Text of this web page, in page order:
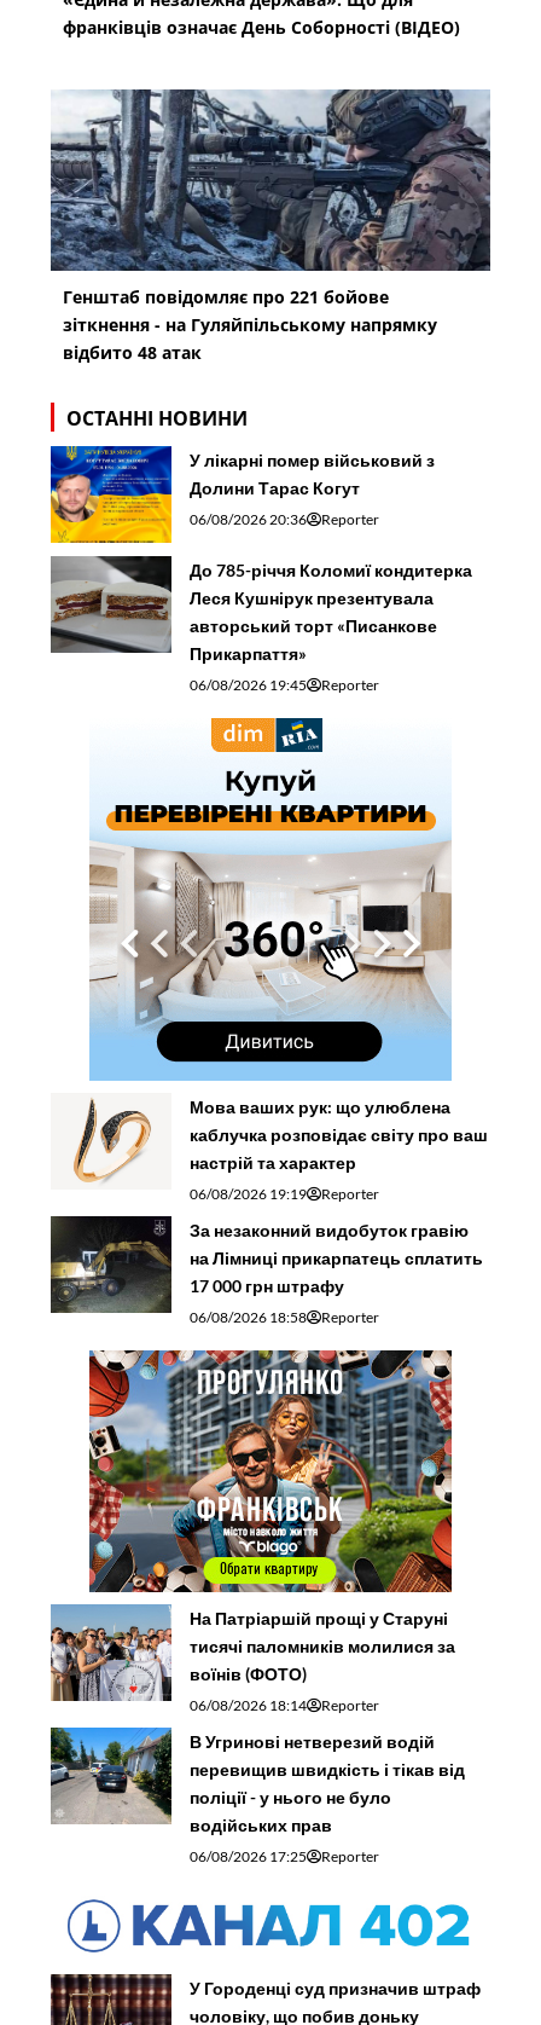
франківців означає День Соборності (ВІДЕО)
Генштаб повідомляє про 221 бойове
зіткнення - на Гуляйпільському напрямку
відбито 48 атак
ОСТАННІ НОВИНИ
У лікарні помер військовий з
Долини Тарас Когут
06/08/2026 20:36 Reporter
До 785-річчя Коломиї кондитерка
Леся Кушнірук презентувала
авторський торт «Писанкове
Прикарпаття»
06/08/2026 19:45 Reporter
Мова ваших рук: що улюблена
каблучка розповідає світу про ваш
настрій та характер
06/08/2026 19:19 Reporter
За незаконний видобуток гравію
на Лімниці прикарпатець сплатить
17 000 грн штрафу
06/08/2026 18:58 Reporter
На Патріаршій прощі у Старуні
тисячі паломників молилися за
воїнів (ФОТО)
06/08/2026 18:14 Reporter
В Угринові нетверезий водій
перевищив швидкість і тікав від
поліції - у нього не було
водійських прав
06/08/2026 17:25 Reporter
У Городенці суд призначив штраф
чоловіку, що побив доньку